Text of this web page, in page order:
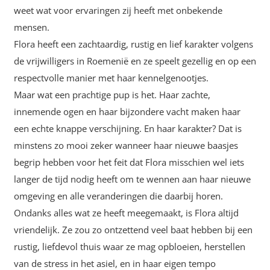
weet wat voor ervaringen zij heeft met onbekende
mensen.
Flora heeft een zachtaardig, rustig en lief karakter volgens
de vrijwilligers in Roemenië en ze speelt gezellig en op een
respectvolle manier met haar kennelgenootjes.
Maar wat een prachtige pup is het. Haar zachte,
innemende ogen en haar bijzondere vacht maken haar
een echte knappe verschijning. En haar karakter? Dat is
minstens zo mooi zeker wanneer haar nieuwe baasjes
begrip hebben voor het feit dat Flora misschien wel iets
langer de tijd nodig heeft om te wennen aan haar nieuwe
omgeving en alle veranderingen die daarbij horen.
Ondanks alles wat ze heeft meegemaakt, is Flora altijd
vriendelijk. Ze zou zo ontzettend veel baat hebben bij een
rustig, liefdevol thuis waar ze mag opbloeien, herstellen
van de stress in het asiel, en in haar eigen tempo